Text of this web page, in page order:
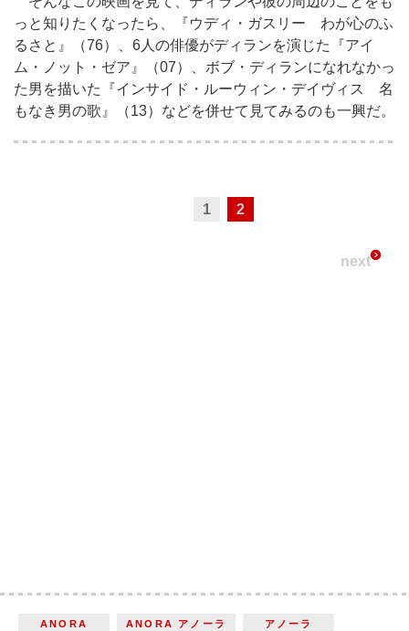
っと知りたくなったら、『ウディ・ガスリー わが心のふ
るさと』（76）、6人の俳優がディランを演じた『アイ
ム・ノット・ゼア』（07）、ボブ・ディランになれなかっ
た男を描いた『インサイド・ルーウィン・デイヴィス 名
もなき男の歌』（13）などを併せて見てみるのも一興だ。
1 2
next
ANORA ANORA アノーラ
アノーラ